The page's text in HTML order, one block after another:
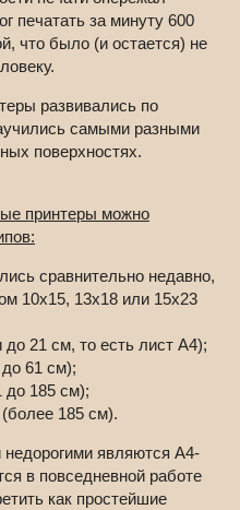
печатать за минуту 600
что было (и остается) не
развивались по
самыми разными
поверхностях.
принтеры можно
сравнительно недавно,
10х15, 13х18 или 15х23
21 см, то есть лист A4);
61 см);
до 185 см);
185 см).
являются А4-
в повседневной работе
как простейшие